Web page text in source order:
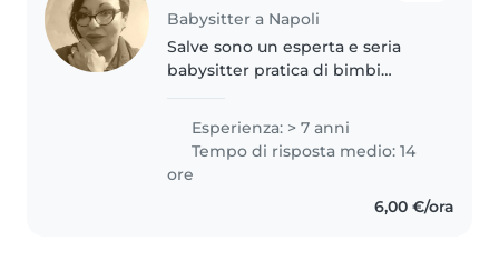
Babysitter a Napoli
Salve sono un esperta e seria
babysitter pratica di bimbi
elementari. Sono affidabile seri e
molto onesta.abito al centro
napoli ho buoni collegamenti..
Esperienza: > 7 anni
Tempo di risposta medio: 14
ore
6,00 €/ora